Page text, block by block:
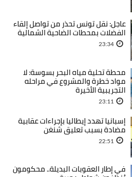
عاجل: نقل تونس تحذر من تواصل إلقاء
الفضلات بمحطات الضاحية الشمالية
23:34
محطة تحلية مياه البحر بسوسة: لا
مواد خطرة والمشروع في مراحله
التجريبية الأخيرة
23:11
إسبانيا تهدد إيطاليا بإجراءات عقابية
مضادة بسبب تعليق شنغن
22:51
في إطار العقوبات البديلة.. محكومون